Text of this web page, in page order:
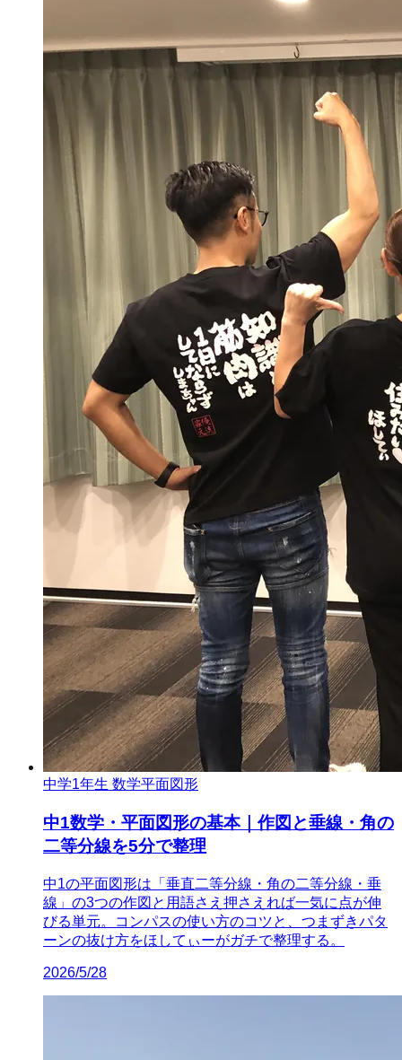
中学1年生 数学平面図形
中1数学・平面図形の基本｜作図と垂線・角の
二等分線を5分で整理
中1の平面図形は「垂直二等分線・角の二等分線・垂
線」の3つの作図と用語さえ押さえれば一気に点が伸
びる単元。コンパスの使い方のコツと、つまずきパタ
ーンの抜け方をほしてぃーがガチで整理する。
2026/5/28